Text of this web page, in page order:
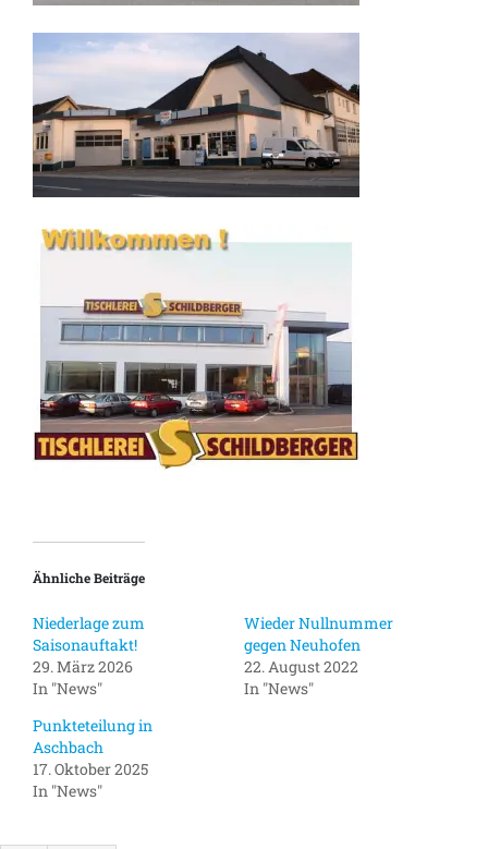
Ähnliche Beiträge
Niederlage zum
Saisonauftakt!
29. März 2026
In "News"
Wieder Nullnummer
gegen Neuhofen
22. August 2022
In "News"
Punkteteilung in
Aschbach
17. Oktober 2025
In "News"